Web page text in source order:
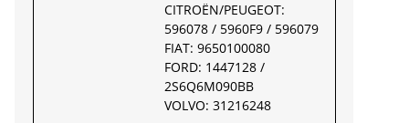
CITROËN/PEUGEOT:
596078 / 5960F9 / 596079
FIAT: 9650100080
FORD: 1447128 /
2S6Q6M090BB
VOLVO: 31216248